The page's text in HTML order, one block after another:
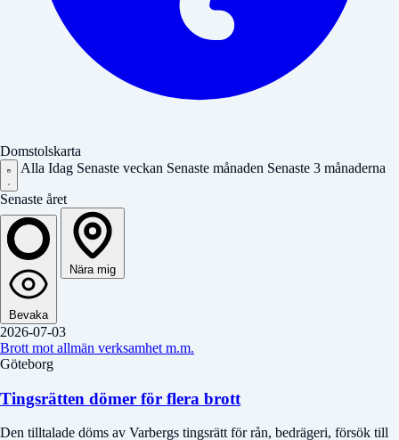
Domstolskarta
Alla Idag Senaste veckan Senaste månaden Senaste 3 månaderna
Senaste året
Bevaka
Nära mig
2026-07-03
Brott mot allmän verksamhet m.m.
Göteborg
Tingsrätten dömer för flera brott
Den tilltalade döms av Varbergs tingsrätt för rån, bedrägeri, försök till